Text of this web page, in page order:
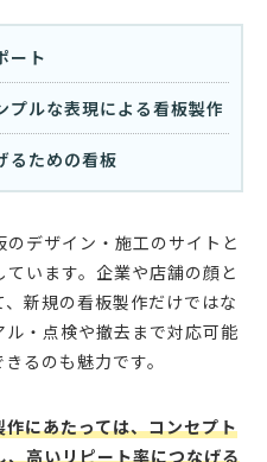
ート
プルな表現による看板製作
るための看板
デザイン・施工のサイトと
います。企業や店舗の顔と
新規の看板製作だけではな
・点検や撤去まで対応可能
るのも魅力です。
にあたっては、コンセプト
高いリピート率につなげる